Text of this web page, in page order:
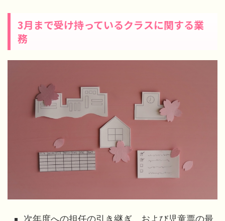
3月まで受け持っているクラスに関する業
務
次年度への担任の引き継ぎ、および児童票の最